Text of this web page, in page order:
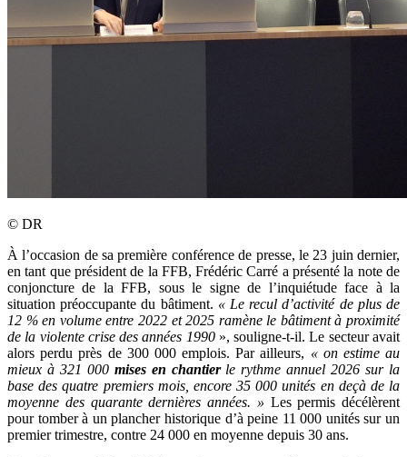
© DR
À l’occasion de sa première conférence de presse, le 23 juin dernier,
en tant que président de la FFB, Frédéric Carré a présenté la note de
conjoncture de la FFB, sous le signe de l’inquiétude face à la
situation préoccupante du bâtiment. « Le recul d’activité de plus de
12 % en volume entre 2022 et 2025 ramène le bâtiment à proximité
de la violente crise des années 1990», souligne-t-il. Le secteur avait
alors perdu près de 300 000 emplois. Par ailleurs, « on estime au
mieux à 321 000 mises en chantierle rythme annuel 2026 sur la
base des quatre premiers mois, encore 35 000 unités en deçà de la
moyenne des quarante dernières années. » Les permis décélèrent
pour tomber à un plancher historique d’à peine 11 000 unités sur un
premier trimestre, contre 24 000 en moyenne depuis 30 ans.